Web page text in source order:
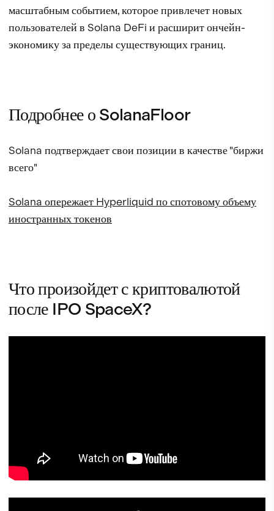
масштабным событием, которое привлечет новых
пользователей в Solana DeFi и расширит ончейн-
экономику за пределы существующих границ.
Подробнее о SolanaFloor
Solana подтверждает свои позиции в качестве "биржи
всего"
Solana опережает Hyperliquid по спотовому объему
иностранных токенов
Что произойдет с криптовалютой
после IPO SpaceX?